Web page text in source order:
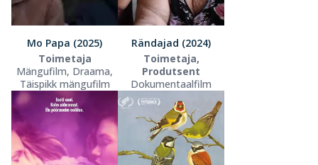
Mo Papa (2025)
Toimetaja
Mängufilm, Draama,
Täispikk mängufilm
Rändajad (2024)
Toimetaja,
Produtsent
Dokumentaalfilm